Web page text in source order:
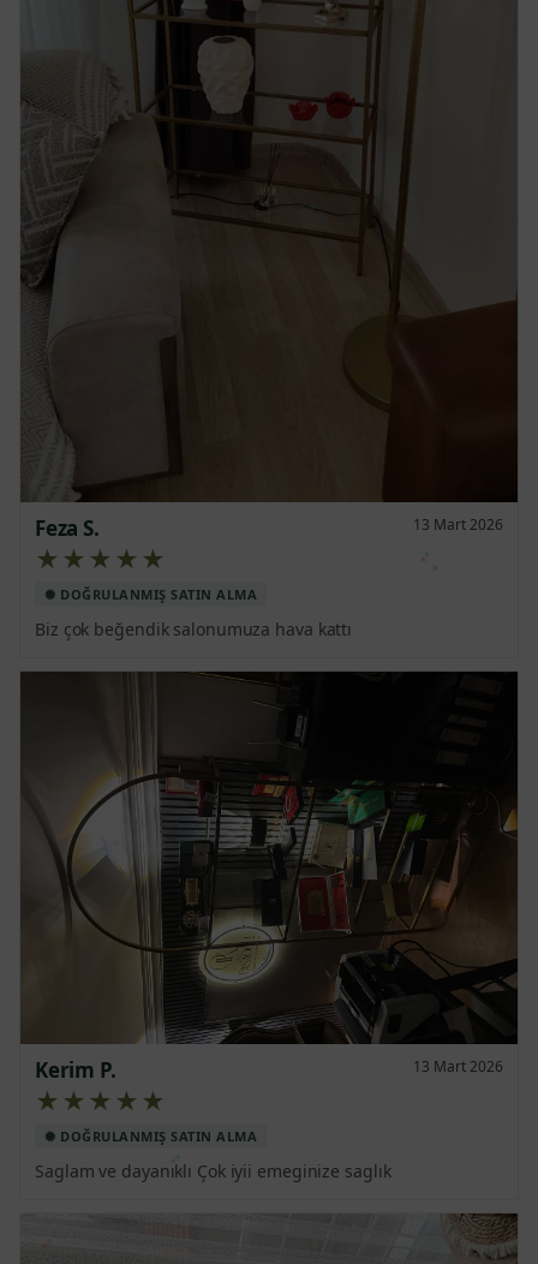
Feza S.
★★★★★
13 Mart 2026
Biz çok beğendik salonumuza hava kattı
Kerim P.
★★★★★
13 Mart 2026
Saglam ve dayanıklı Çok iyii emeginize saglık